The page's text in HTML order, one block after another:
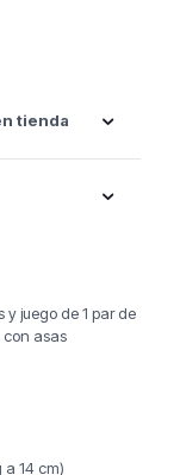
tienda
juego de 1 par de
asas
a 14 cm)